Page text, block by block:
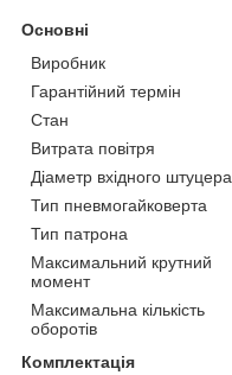
Основні
Виробник
Гарантійний термін
Стан
Витрата повітря
Діаметр вхідного штуцера
Тип пневмогайковерта
Тип патрона
Максимальний крутний
момент
Максимальна кількість
оборотів
Комплектація